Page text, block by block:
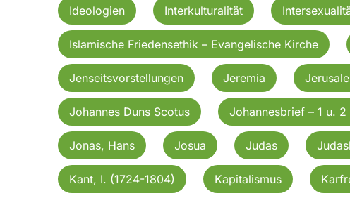
Ideologien Interkulturalität
Islamische Friedensethik – Evangelische Kirche
Jenseitsvorstellungen Jeremia
Johannes Duns Scotus Johannesbrief – 1 u. 2
Jonas, Hans Josua Judas
Kant, I. (1724-1804) Kapitalismus